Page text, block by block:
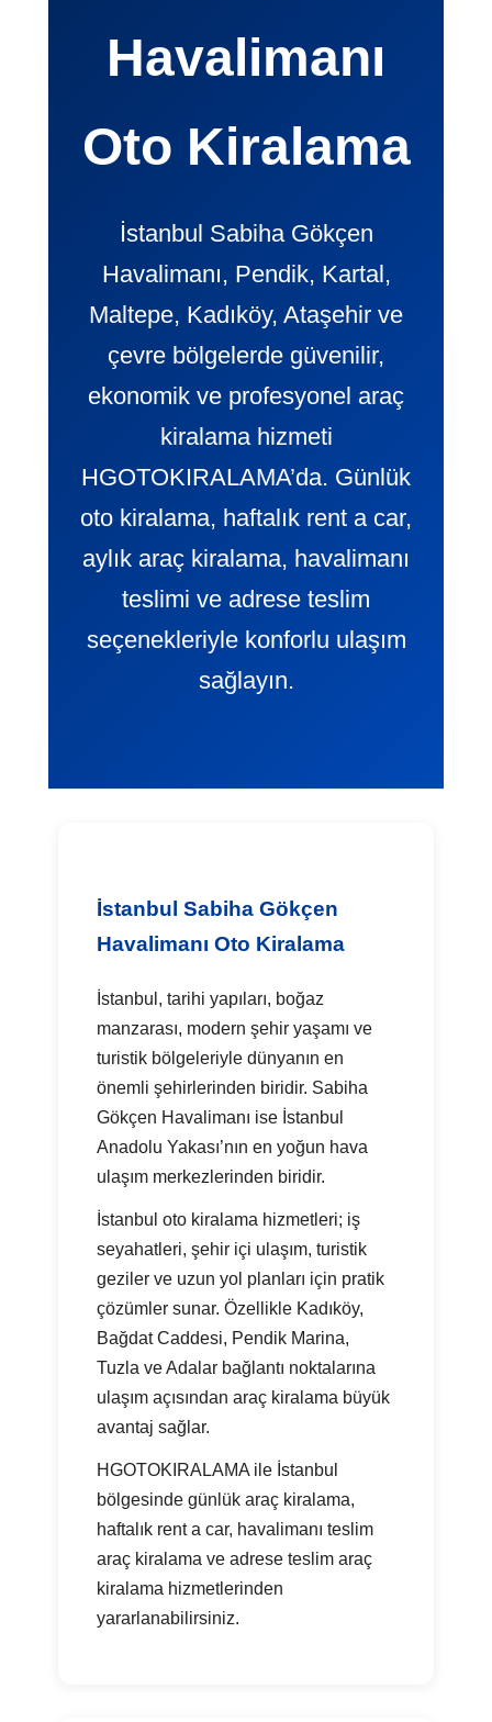
Havalimanı
Oto Kiralama
İstanbul Sabiha Gökçen
Havalimanı, Pendik, Kartal,
Maltepe, Kadıköy, Ataşehir ve
çevre bölgelerde güvenilir,
ekonomik ve profesyonel araç
kiralama hizmeti
HGOTOKIRALAMA’da. Günlük
oto kiralama, haftalık rent a car,
aylık araç kiralama, havalimanı
teslimi ve adrese teslim
seçenekleriyle konforlu ulaşım
sağlayın.
İstanbul Sabiha Gökçen
Havalimanı Oto Kiralama
İstanbul, tarihi yapıları, boğaz
manzarası, modern şehir yaşamı ve
turistik bölgeleriyle dünyanın en
önemli şehirlerinden biridir. Sabiha
Gökçen Havalimanı ise İstanbul
Anadolu Yakası’nın en yoğun hava
ulaşım merkezlerinden biridir.
İstanbul oto kiralama hizmetleri; iş
seyahatleri, şehir içi ulaşım, turistik
geziler ve uzun yol planları için pratik
çözümler sunar. Özellikle Kadıköy,
Bağdat Caddesi, Pendik Marina,
Tuzla ve Adalar bağlantı noktalarına
ulaşım açısından araç kiralama büyük
avantaj sağlar.
HGOTOKIRALAMA ile İstanbul
bölgesinde günlük araç kiralama,
haftalık rent a car, havalimanı teslim
araç kiralama ve adrese teslim araç
kiralama hizmetlerinden
yararlanabilirsiniz.